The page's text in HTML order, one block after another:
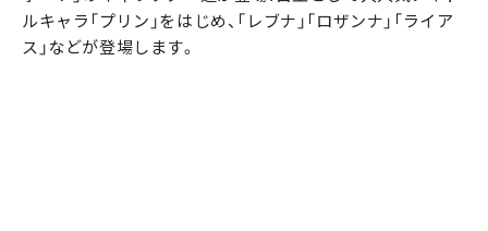
ルキャラ「プリン」をはじめ、「レブナ」「ロザンナ」「ライア
ス」などが登場します。